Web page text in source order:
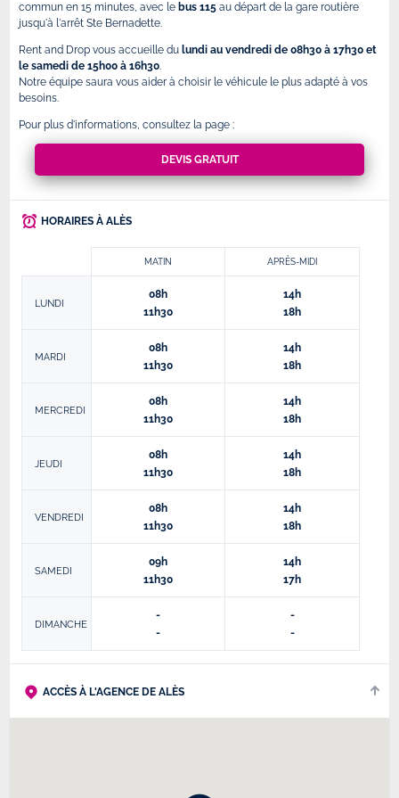
commun en 15 minutes, avec le bus 115 au départ de la gare routière
jusqu'à l'arrêt Ste Bernadette.
Rent and Drop vous accueille du lundi au vendredi de 08h30 à 17h30 et
le samedi de 15h00 à 16h30.
Notre équipe saura vous aider à choisir le véhicule le plus adapté à vos
besoins.
Pour plus d'informations, consultez la page :
DEVIS GRATUIT
HORAIRES À ALÈS
MATIN APRÈS-MIDI
LUNDI
08h
11h30
14h
18h
MARDI
08h
11h30
14h
18h
MERCREDI
08h
11h30
14h
18h
JEUDI
08h
11h30
14h
18h
VENDREDI
08h
11h30
14h
18h
SAMEDI
09h
11h30
14h
17h
DIMANCHE
-
-
-
-
ACCÈS À L'AGENCE DE ALÈS